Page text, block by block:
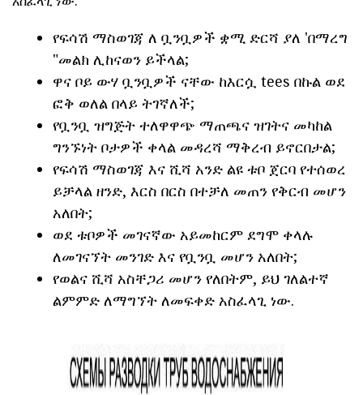
የፍሳሽ ማስወገጃ ለ ቧንቧዎች ቋሚ ድርሻ ያለ 'በማረግ
"መልክ ሊከናወን ይችላል;
ዋና ቦይ ውሃ ቧንቧዎች ናቸው ከእርሷ tees በኩል ወደ
ፎቅ ወለል በላይ ትገኛለች;
የቧንቧ ዝግጅት ተለዋዋጭ ማጠጫና ዝገትና መካከል
ግንኙነት ቦታዎች ቀላል መዳረሻ ማቅረብ ይኖርበታል;
የፍሳሽ ማስወገጃ እና ሺሻ አንድ ልዩ ቱቦ ጀርባ የተሰወረ
ይቻላል ዘንድ, እርስ በርስ በተቻለ መጠን የቅርብ መሆን
አለበት;
ወደ ቱቦዎች መገናኛው አይመከርም ደግሞ ቀላሉ
ለመገናኘት መንገድ እና የቧንቧ መሆን አለበት;
የወልና ሺሻ አስቸጋሪ መሆን የለበትም, ይህ ገለልተኛ
ልምምድ ለማግኘት ለመፍቀድ አስፈላጊ ነው.